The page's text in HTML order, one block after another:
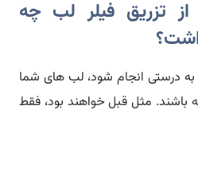
تزریق فیلر لب چه
درستی انجام شود، لب های شما
باشند. مثل قبل خواهند بود، فقط